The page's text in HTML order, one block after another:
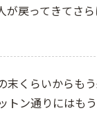
が戻ってきてさ
末くらいからも
トン通りにはも